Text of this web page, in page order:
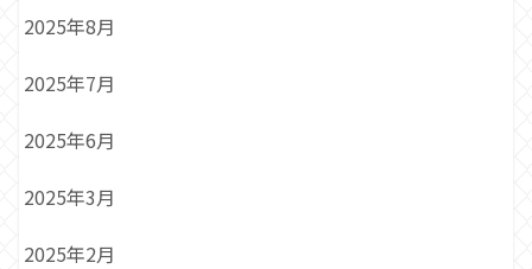
2025年8月
2025年7月
2025年6月
2025年3月
2025年2月